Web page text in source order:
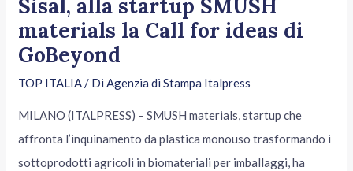
Sisal, alla startup SMUSH
materials la Call for ideas di
GoBeyond
TOP ITALIA/ DiAgenzia di Stampa Italpress
MILANO (ITALPRESS) – SMUSH materials, startup che
affronta l’inquinamento da plastica monouso trasformando i
sottoprodotti agricoli in biomateriali per imballaggi, ha